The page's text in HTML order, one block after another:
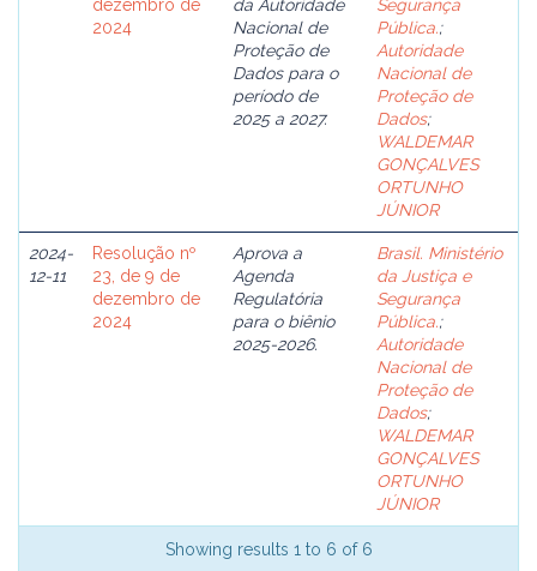
dezembro de
2024
da Autoridade
Nacional de
Proteção de
Dados para o
período de
2025 a 2027.
Segurança
Pública.;
Autoridade
Nacional de
Proteção de
Dados;
WALDEMAR
GONÇALVES
ORTUNHO
JÚNIOR
2024-
12-11
Resolução nº
23, de 9 de
dezembro de
2024
Aprova a
Agenda
Regulatória
para o biênio
2025-2026.
Brasil. Ministério
da Justiça e
Segurança
Pública.;
Autoridade
Nacional de
Proteção de
Dados;
WALDEMAR
GONÇALVES
ORTUNHO
JÚNIOR
Showing results 1 to 6 of 6